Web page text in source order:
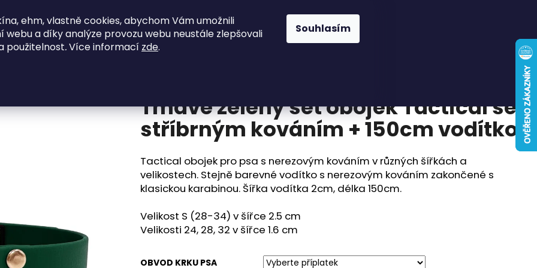
ehm, vlastně cookies, abychom Vám umožnili
webu a díky analýze provozu webu neustále zlepšovali
použitelnost.Více informací zde.
Souhlasím
SkladOFFky Vodítka Postroje Známky Pelíšky a deky
Tmavě zelený set obojek Tactical se
stříbrným kováním + 150cm vodítko
Tactical obojek pro psa s nerezovým kováním v různých šířkách a
velikostech. Stejně barevné vodítko s nerezovým kováním zakončené s
klasickou karabinou. Šířka vodítka 2cm, délka 150cm.
Velikost S (28-34) v šířce 2.5 cm
Velikosti 24, 28, 32 v šířce 1.6 cm
OBVOD KRKU PSA
HLEDAT